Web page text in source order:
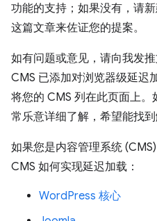
功能的支持；如果没有，请
这篇文章来佐证您的提案。
如有问题或意见，请向我发
CMS 已添加对浏览器级延迟
将您的 CMS 列在此页面上
常乐意详细了解，希望能找到
如果您是内容管理系统
CMS 如何实现延迟加载：
WordPress 核心